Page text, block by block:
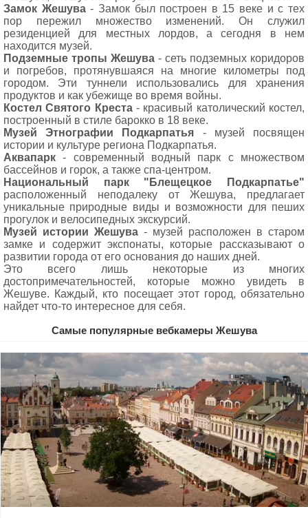
Замок Жешува- Замок был построен в 15 веке и с тех
пор пережил множество изменений. Он служил
резиденцией для местных лордов, а сегодня в нем
находится музей.
Подземные тропы Жешува - сеть подземных коридоров
и погребов, протянувшаяся на многие километры под
городом. Эти туннели использовались для хранения
продуктов и как убежище во время войны.
Костел Святого Креста- красивый католический костел,
построенный в стиле барокко в 18 веке.
Музей Этнографии Подкарпатья - музей посвящен
истории и культуре региона Подкарпатья.
Аквапарк - современный водный парк с множеством
бассейнов и горок, а также спа-центром.
Национальный парк "Блещецкое Подкарпатье"
расположенный неподалеку от Жешува, предлагает
уникальные природные виды и возможности для пеших
прогулок и велосипедных экскурсий.
Музей истории Жешува - музей расположен в старом
замке и содержит экспонаты, которые рассказывают о
развитии города от его основания до наших дней.
Это всего лишь некоторые из многих
достопримечательностей, которые можно увидеть в
Жешуве. Каждый, кто посещает этот город, обязательно
найдет что-то интересное для себя.
Самые популярные вебкамеры Жешува